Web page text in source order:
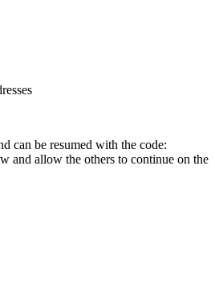
can be resumed with the code:
and allow the others to continue on the